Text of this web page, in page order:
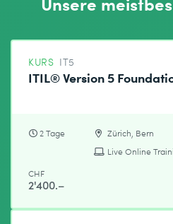
KURS IT5
ITIL® Version 5
2 Tage
Zürich, Bern
Live Online
CHF
2'400.–